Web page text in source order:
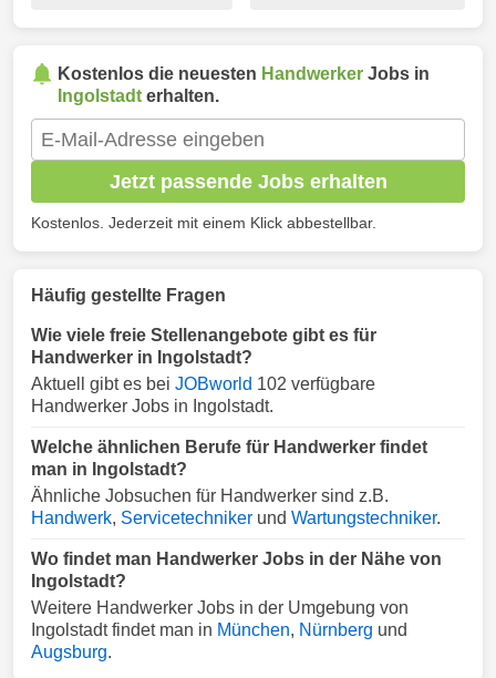
Kostenlos die neuesten Handwerker Jobs in
Ingolstadt erhalten.
Jetzt passende Jobs erhalten
Kostenlos. Jederzeit mit einem Klick abbestellbar.
Häufig gestellte Fragen
Wie viele freie Stellenangebote gibt es für
Handwerker in Ingolstadt?
Aktuell gibt es bei JOBworld 102 verfügbare
Handwerker Jobs in Ingolstadt.
Welche ähnlichen Berufe für Handwerker findet
man in Ingolstadt?
Ähnliche Jobsuchen für Handwerker sind z.B.
Handwerk, Servicetechniker und Wartungstechniker.
Wo findet man Handwerker Jobs in der Nähe von
Ingolstadt?
Weitere Handwerker Jobs in der Umgebung von
Ingolstadt findet man in München, Nürnberg und
Augsburg.